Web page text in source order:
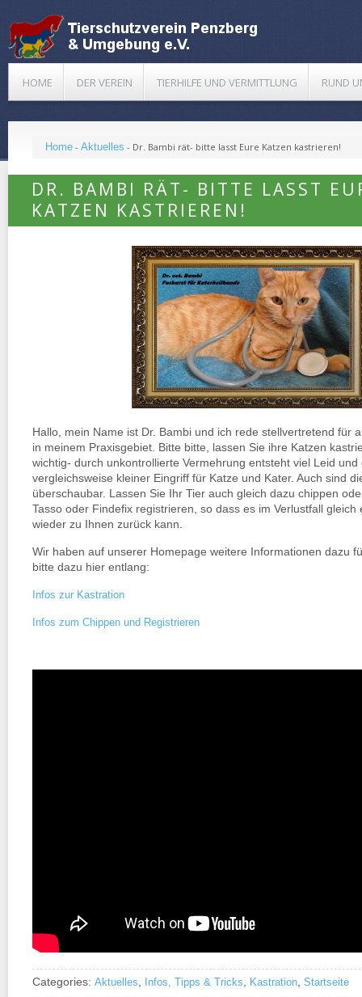
HOME DER VEREIN TIERHILFE UND VERMITTLUNG RUND
Home - Aktuelles - Dr. Bambi rät- bitte lasst Eure Katzen kastrieren!
DR. BAMBI RÄT- BITTE LASST
KATZEN KASTRIEREN!
Hallo, mein Name ist Dr. Bambi und ich rede stellvertretend für
in meinem Praxisgebiet. Bitte bitte, lassen Sie ihre Katzen
wichtig- durch unkontrollierte Vermehrung entsteht viel Leid
vergleichsweise kleiner Eingriff für Katze und Kater. Auch sind
überschaubar. Lassen Sie Ihr Tier auch gleich dazu chippen
Tasso oder Findefix registrieren, so dass es im Verlustfall gleich
wieder zu Ihnen zurück kann.
Wir haben auf unserer Homepage weitere Informationen dazu
bitte dazu hier entlang:
Infos zur Kastration
Infos zum Chippen und Registrieren
Categories: Aktuelles Infos, Tipps & Tricks Kastration Startseite